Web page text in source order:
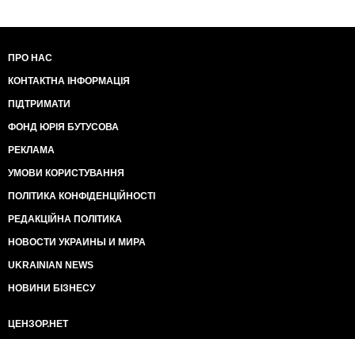
ПРО НАС
КОНТАКТНА ІНФОРМАЦІЯ
ПІДТРИМАТИ
ФОНД ЮРІЯ БУТУСОВА
РЕКЛАМА
УМОВИ КОРИСТУВАННЯ
ПОЛІТИКА КОНФІДЕНЦІЙНОСТІ
РЕДАКЦІЙНА ПОЛІТИКА
НОВОСТИ УКРАИНЫ И МИРА
UKRAINIAN NEWS
НОВИНИ БІЗНЕСУ
ЦЕНЗОР.НЕТ